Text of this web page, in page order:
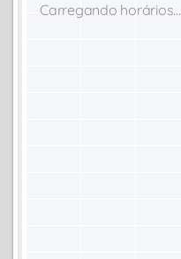
Carregando horários...